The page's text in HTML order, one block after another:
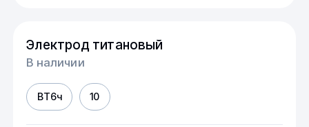
Электрод титановый
В наличии
ВТ6ч 10